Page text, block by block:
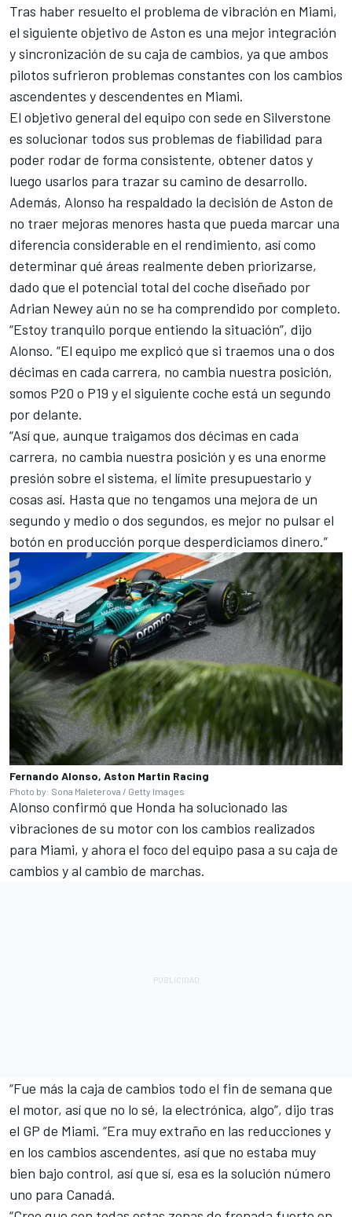
Tras haber resuelto el problema de vibración en Miami,
el siguiente objetivo de Aston es una mejor integración
y sincronización de su caja de cambios, ya que ambos
pilotos sufrieron problemas constantes con los cambios
ascendentes y descendentes en Miami.
El objetivo general del equipo con sede en Silverstone
es solucionar todos sus problemas de fiabilidad para
poder rodar de forma consistente, obtener datos y
luego usarlos para trazar su camino de desarrollo.
Además, Alonso ha respaldado la decisión de Aston de
no traer mejoras menores hasta que pueda marcar una
diferencia considerable en el rendimiento, así como
determinar qué áreas realmente deben priorizarse,
dado que el potencial total del coche diseñado por
Adrian Newey aún no se ha comprendido por completo.
“Estoy tranquilo porque entiendo la situación”, dijo
Alonso. “El equipo me explicó que si traemos una o dos
décimas en cada carrera, no cambia nuestra posición,
somos P20 o P19 y el siguiente coche está un segundo
por delante.
“Así que, aunque traigamos dos décimas en cada
carrera, no cambia nuestra posición y es una enorme
presión sobre el sistema, el límite presupuestario y
cosas así. Hasta que no tengamos una mejora de un
segundo y medio o dos segundos, es mejor no pulsar el
botón en producción porque desperdiciamos dinero.”
Fernando Alonso, Aston Martin Racing
Photo by: Sona Maleterova / Getty Images
Alonso confirmó que Honda ha solucionado las
vibraciones de su motor con los cambios realizados
para Miami, y ahora el foco del equipo pasa a su caja de
cambios y al cambio de marchas.
“Fue más la caja de cambios todo el fin de semana que
el motor, así que no lo sé, la electrónica, algo”, dijo tras
el GP de Miami. “Era muy extraño en las reducciones y
en los cambios ascendentes, así que no estaba muy
bien bajo control, así que sí, esa es la solución número
uno para Canadá.